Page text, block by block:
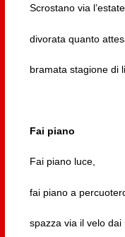
Scrostano via l’estate
divorata quanto
bramata stagione di
Fai piano
Fai piano luce,
fai piano a
spazza via il velo dai